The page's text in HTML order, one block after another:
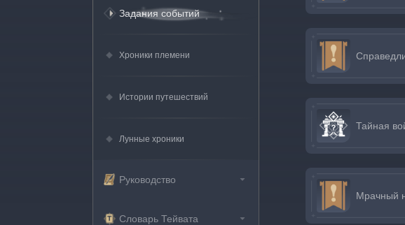
Задания событий
Хроники племени
Истории путешествий
Лунные хроники
Руководство
Словарь Тейвата
Тайная
Мрачный